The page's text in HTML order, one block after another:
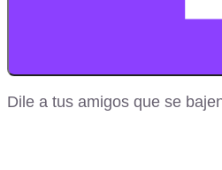
Dile a tus amigos que se